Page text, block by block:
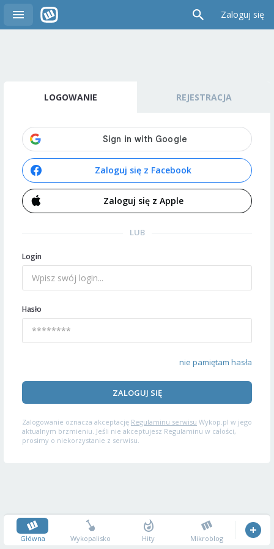
Zaloguj się
LOGOWANIE REJESTRACJA
Zaloguj się z Facebook
Zaloguj się z Apple
LUB
Login
Hasło
nie pamiętam hasła
ZALOGUJ SIĘ
Zalogowanie oznacza akceptację Regulaminu serwisu Wykop.pl w jego
aktualnym brzmieniu. Jeśli nie akceptujesz Regulaminu w całości,
prosimy o niekorzystanie z serwisu.
Główna Wykopalisko Hity Mikroblog